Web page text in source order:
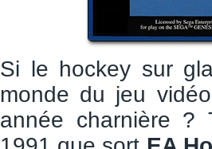
Si le hockey sur
monde du jeu
année charnière ?